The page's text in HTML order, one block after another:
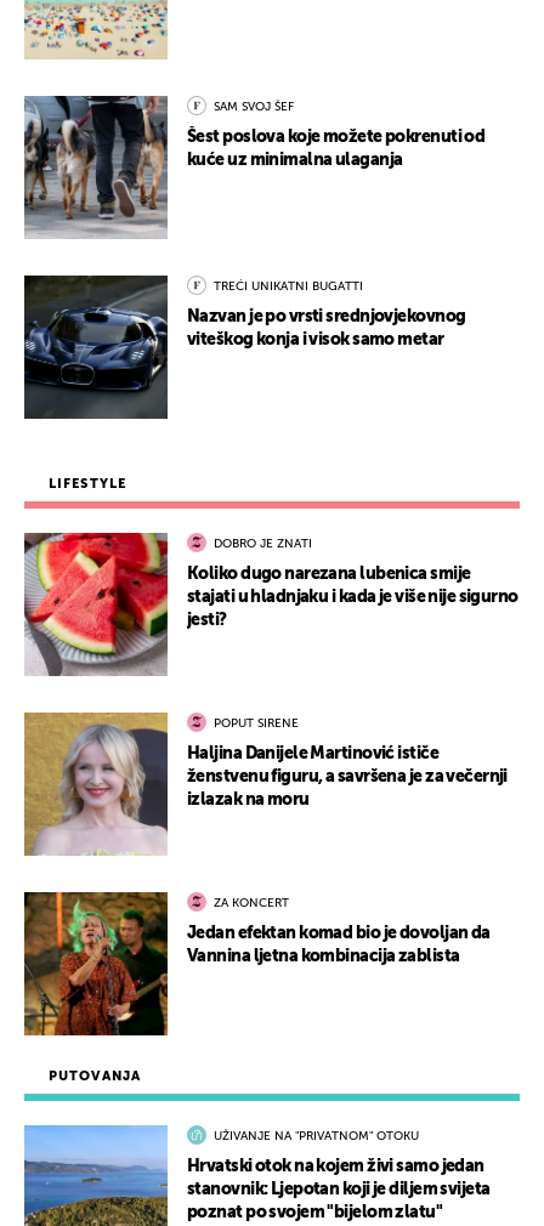
PUTOVANJA
UŽIVANJE NA "PRIVATNOM" OTOKU
Hrvatski otok na kojem živi samo jedan
stanovnik: Ljepotan koji je diljem svijeta
poznat po svojem "bijelom zlatu"
SAM SVOJ ŠEF
Šest poslova koje možete pokrenuti od
kuće uz minimalna ulaganja
TREĆI UNIKATNI BUGATTI
Nazvan je po vrsti srednjovjekovnog
viteškog konja i visok samo metar
LIFESTYLE
DOBRO JE ZNATI
Koliko dugo narezana lubenica smije
stajati u hladnjaku i kada je više nije sigurno
jesti?
POPUT SIRENE
Haljina Danijele Martinović ističe
ženstvenu figuru, a savršena je za večernji
izlazak na moru
ZA KONCERT
Jedan efektan komad bio je dovoljan da
Vannina ljetna kombinacija zablista